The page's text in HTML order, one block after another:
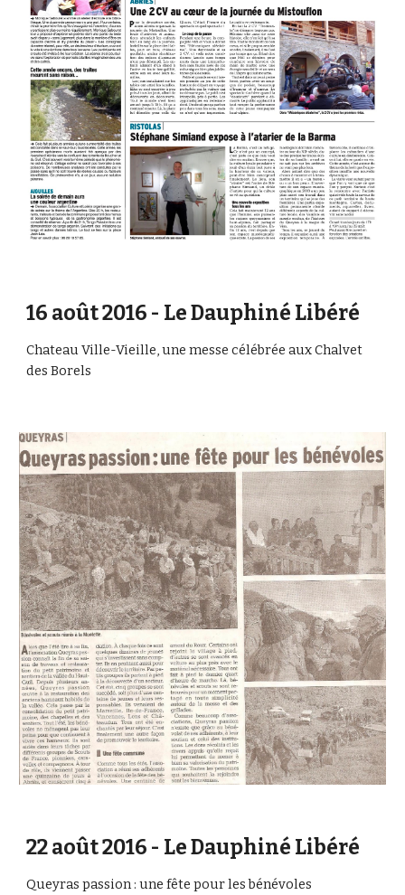
16 août 2016 - Le Dauphiné Libéré
Chateau Ville-Vieille, une messe célébrée aux Chalvet
des Borels
22 août 2016 - Le Dauphiné Libéré
Queyras passion : une fête pour les bénévoles